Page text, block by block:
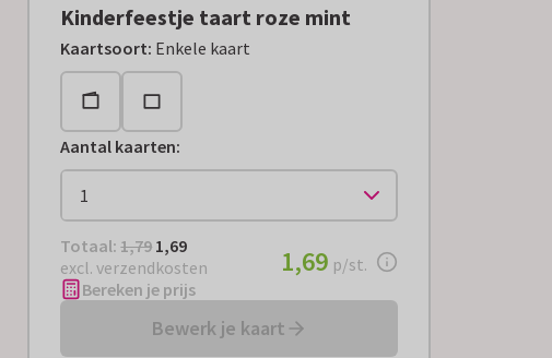
Kinderfeestje taart roze mint
Kaartsoort: Enkele kaart
Aantal kaarten:
Totaal: € 1,69
Totaal: 1,79 1,69
excl. verzendkosten
€ 1,69per stuk
1,69 p/st.
Bereken je prijs
Bewerk je kaart